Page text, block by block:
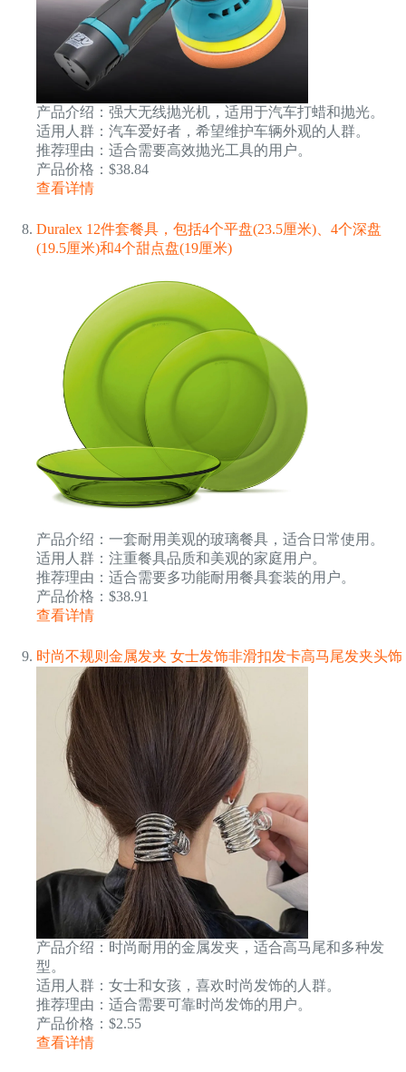
产品介绍：强大无线抛光机，适用于汽车打蜡和抛光。
适用人群：汽车爱好者，希望维护车辆外观的人群。
推荐理由：适合需要高效抛光工具的用户。
产品价格：$38.84
查看详情
Duralex 12件套餐具，包括4个平盘(23.5厘米)、4个深盘
(19.5厘米)和4个甜点盘(19厘米)
产品介绍：一套耐用美观的玻璃餐具，适合日常使用。
适用人群：注重餐具品质和美观的家庭用户。
推荐理由：适合需要多功能耐用餐具套装的用户。
产品价格：$38.91
查看详情
时尚不规则金属发夹 女士发饰非滑扣发卡高马尾发夹头饰
产品介绍：时尚耐用的金属发夹，适合高马尾和多种发
型。
适用人群：女士和女孩，喜欢时尚发饰的人群。
推荐理由：适合需要可靠时尚发饰的用户。
产品价格：$2.55
查看详情